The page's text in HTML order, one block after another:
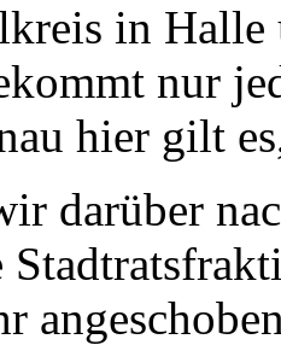
in Halle
nur
hier gilt
darüber